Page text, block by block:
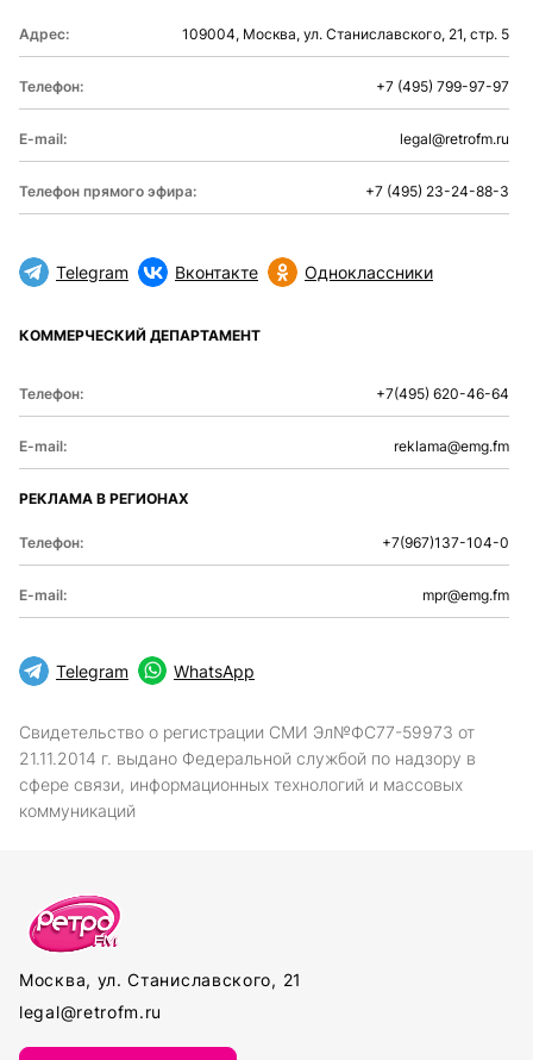
Адрес: 109004, Москва, ул. Станиславского, 21, стр. 5
Телефон: +7 (495) 799-97-97
E-mail: legal@retrofm.ru
Телефон прямого эфира: +7 (495) 23-24-88-3
Telegram Вконтакте Одноклассники
КОММЕРЧЕСКИЙ ДЕПАРТАМЕНТ
Телефон: +7(495) 620-46-64
E-mail: reklama@emg.fm
РЕКЛАМА В РЕГИОНАХ
Телефон: +7(967)137-104-0
E-mail: mpr@emg.fm
Telegram WhatsApp
Свидетельство о регистрации СМИ Эл№ФС77-59973 от
21.11.2014 г. выдано Федеральной службой по надзору в
сфере связи, информационных технологий и массовых
коммуникаций
Москва, ул. Станиславского, 21
legal@retrofm.ru